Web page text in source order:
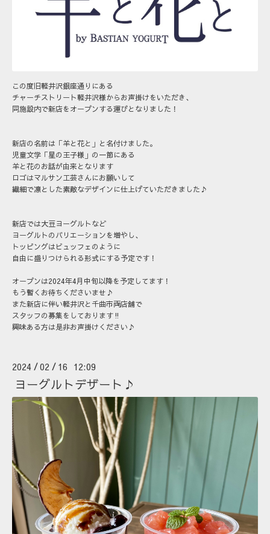
この度旧軽井沢銀座通りにある
チャーチストリート軽井沢様からお声掛けをいただき、
同施設内で新店をオープンする運びとなりました！
新店の名前は「羊と花と」と名付けました。
児童文学「星の王子様」の一節にある
羊と花のお話が由来となります
ロゴはマルサン工芸さんにお願いして
繊細で凛とした素敵なデザインに仕上げていただきました♪
新店では大豆ヨーグルトなど
ヨーグルトのバリエーションを増やし、
トッピングはビュッフェのように
自由に盛りつけられる形式にする予定です！
オープンは2024年4月中旬以降を予定してます！
もう暫くお待ちくださいませ♪
また新店に伴い軽井沢と千曲市両店舗で
スタッフの募集をしております‼
興味ある方は是非お声掛けください♪
2024 /02 / 16 12:09
ヨーグルトデザート♪